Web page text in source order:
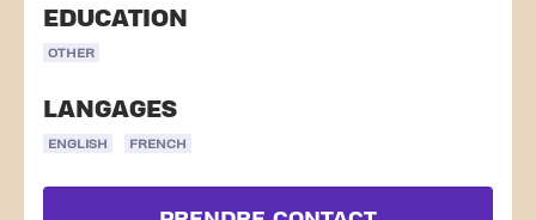
EDUCATION
OTHER
LANGAGES
ENGLISH FRENCH